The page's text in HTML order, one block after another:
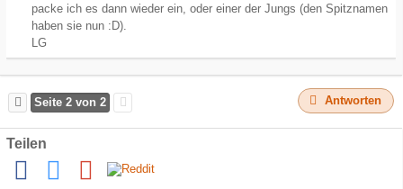
packe ich es dann wieder ein, oder einer der Jungs (den Spitznamen
haben sie nun :D).
LG
Seite 2 von 2 Antworten
Teilen